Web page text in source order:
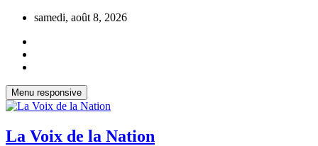
Aller
contenu
samedi, août 8, 2026
Menu responsive
La Voix de la Nation